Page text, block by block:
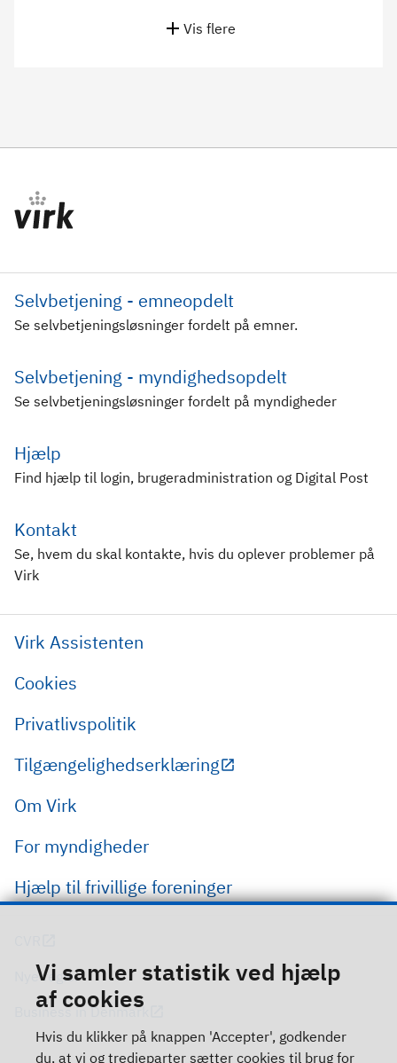
Vi samler statistik ved hjælp
af cookies
Hvis du klikker på knappen 'Accepter', godkender
du, at vi og tredjeparter sætter cookies til brug for
Vis flere
Selvbetjening - emneopdelt
Se selvbetjeningsløsninger fordelt på emner.
Selvbetjening - myndighedsopdelt
Se selvbetjeningsløsninger fordelt på myndigheder
Hjælp
Find hjælp til login, brugeradministration og Digital Post
Kontakt
Se, hvem du skal kontakte, hvis du oplever problemer på
Virk
Virk Assistenten
Cookies
Privatlivspolitik
Tilgængelighedserklæring
Om Virk
For myndigheder
Hjælp til frivillige foreninger
Nye regler
Business in Denmark